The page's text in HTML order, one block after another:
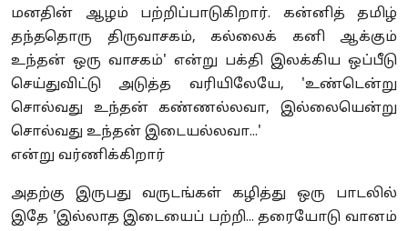
மனதின் ஆழம் பற்றிப்பாடுகிறார். கன்னித் தமிழ்
தந்ததொரு திருவாசகம், கல்லைக் கனி ஆக்கும்
உந்தன் ஒரு வாசகம்' என்று பக்தி இலக்கிய ஒப்பீடு
செய்துவிட்டு அடுத்த வரியிலேயே, 'உண்டென்று
சொல்வது உந்தன் கண்ணல்லவா, இல்லையென்று
சொல்வது உந்தன் இடையல்லவா...'
என்று வர்ணிக்கிறார்
அதற்கு இருபது வருடங்கள் கழித்து ஒரு பாடலில்
இதே 'இல்லாத இடையைப் பற்றி... தரையோடு வானம்